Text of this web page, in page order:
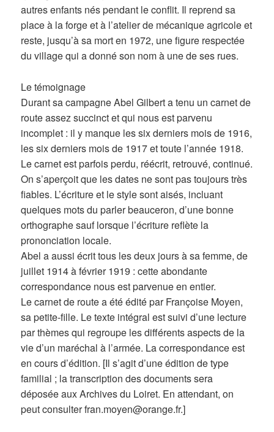
autres enfants nés pendant le conflit. Il reprend sa
place à la forge et à l’atelier de mécanique agricole et
reste, jusqu’à sa mort en 1972, une figure respectée
du village qui a donné son nom à une de ses rues.
Le témoignage
Durant sa campagne Abel Gilbert a tenu un carnet de
route assez succinct et qui nous est parvenu
incomplet : il y manque les six derniers mois de 1916,
les six derniers mois de 1917 et toute l’année 1918.
Le carnet est parfois perdu, réécrit, retrouvé, continué.
On s’aperçoit que les dates ne sont pas toujours très
fiables. L’écriture et le style sont aisés, incluant
quelques mots du parler beauceron, d’une bonne
orthographe sauf lorsque l’écriture reflète la
prononciation locale.
Abel a aussi écrit tous les deux jours à sa femme, de
juillet 1914 à février 1919 : cette abondante
correspondance nous est parvenue en entier.
Le carnet de route a été édité par Françoise Moyen,
sa petite-fille. Le texte intégral est suivi d’une lecture
par thèmes qui regroupe les différents aspects de la
vie d’un maréchal à l’armée. La correspondance est
en cours d’édition. [Il s’agit d’une édition de type
familial ; la transcription des documents sera
déposée aux Archives du Loiret. En attendant, on
peut consulter fran.moyen@orange.fr.]